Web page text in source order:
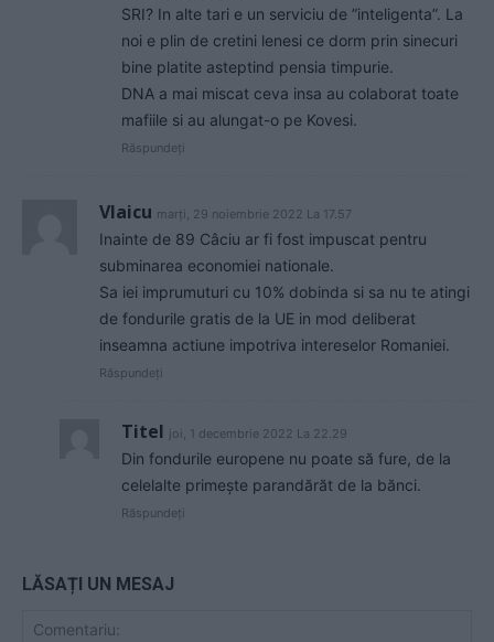
SRI? In alte tari e un serviciu de ”inteligenta”. La
noi e plin de cretini lenesi ce dorm prin sinecuri
bine platite asteptind pensia timpurie.
DNA a mai miscat ceva insa au colaborat toate
mafiile si au alungat-o pe Kovesi.
Răspundeți
Vlaicu marți, 29 noiembrie 2022 La 17.57
Inainte de 89 Câciu ar fi fost impuscat pentru
subminarea economiei nationale.
Sa iei imprumuturi cu 10% dobinda si sa nu te atingi
de fondurile gratis de la UE in mod deliberat
inseamna actiune impotriva intereselor Romaniei.
Răspundeți
Titel joi, 1 decembrie 2022 La 22.29
Din fondurile europene nu poate să fure, de la
celelalte primește parandărăt de la bănci.
Răspundeți
LĂSAȚI UN MESAJ